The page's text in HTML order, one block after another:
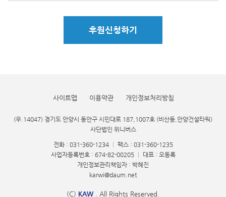
후원신청하기
사이트맵 이용약관 개인정보처리방침
(우.14047) 경기도 안양시 동안구 시민대로 187,1007호 (비산동,안양건설타워)
사단법인 위니버스
전화 : 031-360-1234
팩스 : 031-360-1235
사업자등록번호 : 674-82-00205
대표 : 오동록
개인정보관리책임자 : 박혜진
karwi@daum.net
(C) KAW . All Rights Reserved.